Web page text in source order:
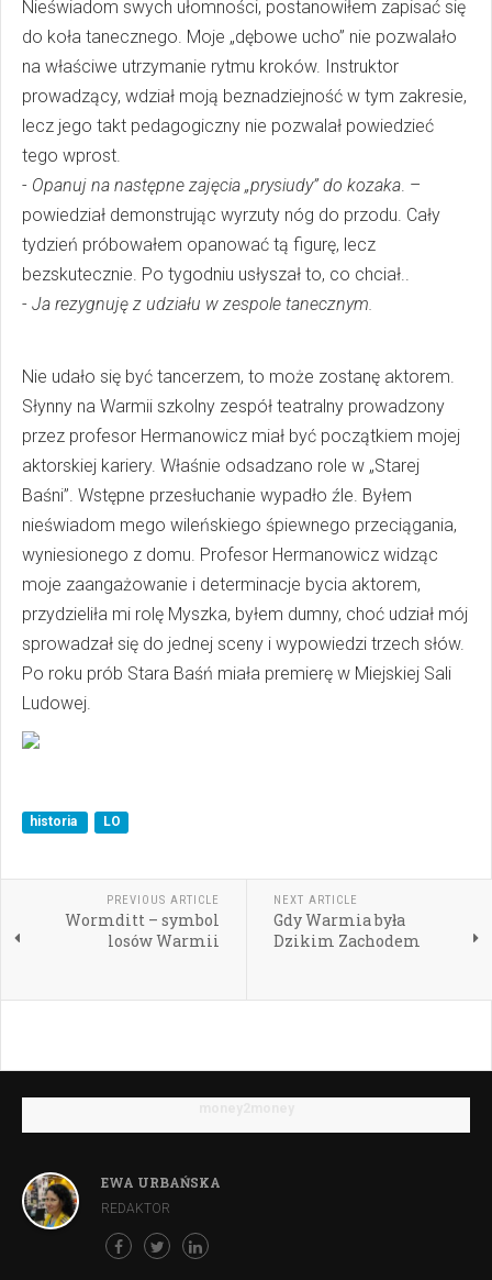
Nieświadom swych ułomności, postanowiłem zapisać się
do koła tanecznego. Moje „dębowe ucho” nie pozwalało
na właściwe utrzymanie rytmu kroków. Instruktor
prowadzący, wdział moją beznadziejność w tym zakresie,
lecz jego takt pedagogiczny nie pozwalał powiedzieć
tego wprost.
- Opanuj na następne zajęcia „prysiudy” do kozaka. –
powiedział demonstrując wyrzuty nóg do przodu. Cały
tydzień próbowałem opanować tą figurę, lecz
bezskutecznie. Po tygodniu usłyszał to, co chciał..
- Ja rezygnuję z udziału w zespole tanecznym.
Nie udało się być tancerzem, to może zostanę aktorem.
Słynny na Warmii szkolny zespół teatralny prowadzony
przez profesor Hermanowicz miał być początkiem mojej
aktorskiej kariery. Właśnie odsadzano role w „Starej
Baśni”. Wstępne przesłuchanie wypadło źle. Byłem
nieświadom mego wileńskiego śpiewnego przeciągania,
wyniesionego z domu. Profesor Hermanowicz widząc
moje zaangażowanie i determinacje bycia aktorem,
przydzieliła mi rolę Myszka, byłem dumny, choć udział mój
sprowadzał się do jednej sceny i wypowiedzi trzech słów.
Po roku prób Stara Baśń miała premierę w Miejskiej Sali
Ludowej.
historia LO
PREVIOUS ARTICLE
Wormditt – symbol
losów Warmii
NEXT ARTICLE
Gdy Warmia była
Dzikim Zachodem
EWA URBAŃSKA
REDAKTOR